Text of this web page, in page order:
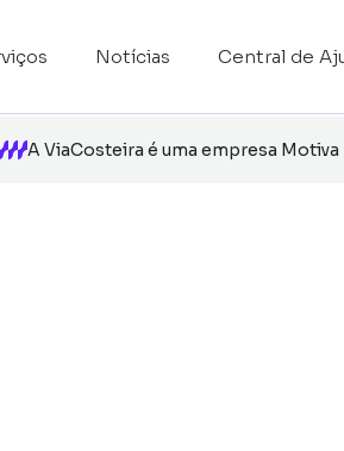
Notícias Central de
A ViaCosteira é uma empresa Motiva